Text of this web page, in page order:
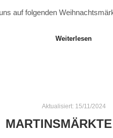
auf folgenden
Weiterlesen
Aktualisiert: 15/11/2024